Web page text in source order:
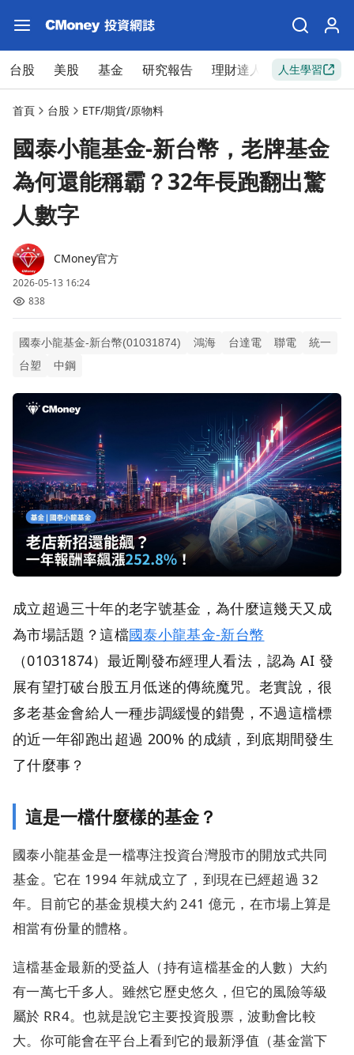
台股 美股 基金 研究報告 理財達人 新手入門
人生學習
首頁 台股 ETF/期貨/原物料
國泰小龍基金-新台幣，老牌基金
為何還能稱霸？32年長跑翻出驚
人數字
CMoney官方
2026-05-13 16:24
838
國泰小龍基金-新台幣(01031874) 鴻海 台達電 聯電
統一
台塑
中鋼
成立超過三十年的老字號基金，為什麼這幾天又成
為市場話題？這檔國泰小龍基金-新台幣
（01031874）最近剛發布經理人看法，認為 AI 發
展有望打破台股五月低迷的傳統魔咒。老實說，很
多老基金會給人一種步調緩慢的錯覺，不過這檔標
的近一年卻跑出超過 200% 的成績，到底期間發生
了什麼事？
這是一檔什麼樣的基金？
國泰小龍基金是一檔專注投資台灣股市的開放式共同
基金。它在 1994 年就成立了，到現在已經超過 32
年。目前它的基金規模大約 241 億元，在市場上算是
相當有份量的體格。
這檔基金最新的受益人（持有這檔基金的人數）大約
有一萬七千多人。雖然它歷史悠久，但它的風險等級
屬於 RR4。也就是說它主要投資股票，波動會比較
大。你可能會在平台上看到它的最新淨值（基金當下